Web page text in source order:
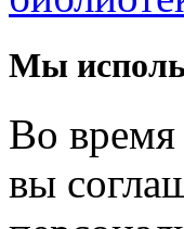
Мы
Во
вы